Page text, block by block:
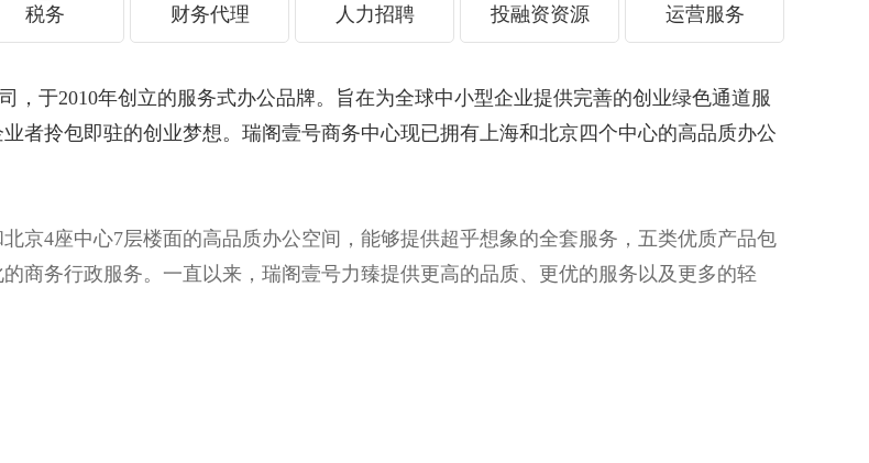
税务 财务代理 人力招聘 投融资资源 运营服务
，于2010年创立的服务式办公品牌。旨在为全球中小型企业提供完善的创业绿色通道服
企业者拎包即驻的创业梦想。瑞阁壹号商务中心现已拥有上海和北京四个中心的高品质办公
北京4座中心7层楼面的高品质办公空间，能够提供超乎想象的全套服务，五类优质产品包
的商务行政服务。一直以来，瑞阁壹号力臻提供更高的品质、更优的服务以及更多的轻